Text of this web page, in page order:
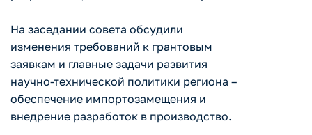
На заседании совета обсудили
изменения требований к грантовым
заявкам и главные задачи развития
научно-технической политики региона –
обеспечение импортозамещения и
внедрение разработок в производство.